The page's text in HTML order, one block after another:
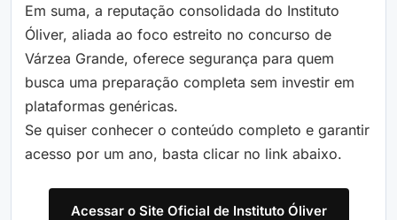
Em suma, a reputação consolidada do Instituto
Óliver, aliada ao foco estreito no concurso de
Várzea Grande, oferece segurança para quem
busca uma preparação completa sem investir em
plataformas genéricas.
Se quiser conhecer o conteúdo completo e garantir
acesso por um ano, basta clicar no link abaixo.
Acessar o Site Oficial de Instituto Óliver